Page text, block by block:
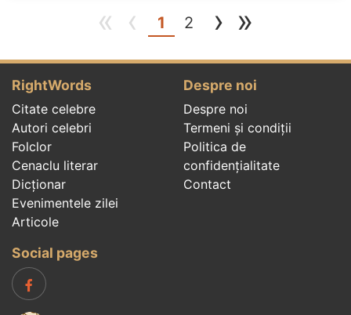
« ‹ 1 (current)
2 › »
RightWords
Citate celebre
Autori celebri
Folclor
Cenaclu literar
Dicționar
Evenimentele zilei
Articole
Despre noi
Despre noi
Termeni și condiții
Politica de
confidenţialitate
Contact
Social pages